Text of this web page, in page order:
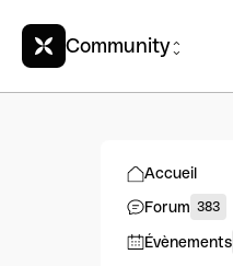
Community
Accueil
Forum 383
Évènements